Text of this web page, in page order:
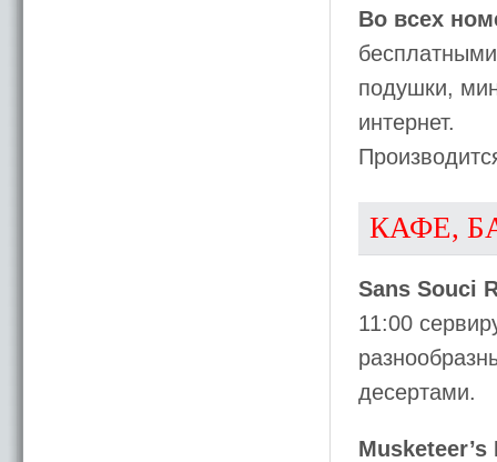
Во всех
подушки,
интернет.
КАФЕ,
Sans Souci
11:00
десертами.